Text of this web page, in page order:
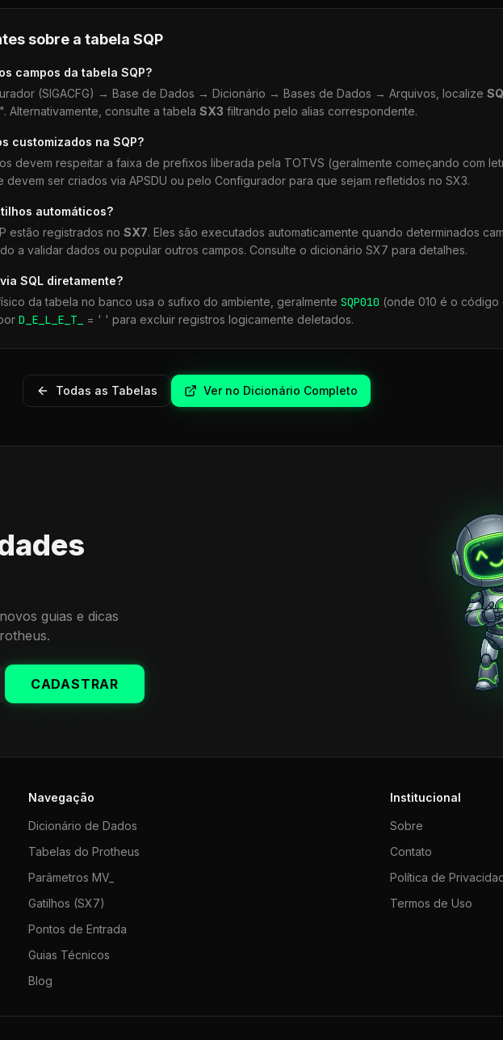
sobre a tabela SQP
campos da tabela SQP?
(SIGACFG) → Base de Dados → Dicionário → Bases de Dados → Arquivos, localize
Alternativamente, consulte a tabela SX3 filtrando pelo alias correspondente.
customizados na SQP?
devem respeitar a faixa de prefixos liberada pela TOTVS (geralmente começando com
ser criados via APSDU ou pelo Configurador para que sejam refletidos no SX3.
automáticos?
estão registrados no SX7. Eles são executados automaticamente quando determinados
a validar dados ou popular outros campos. Consulte o dicionário SX7 para detalhes.
via SQL diretamente?
da tabela no banco usa o sufixo do ambiente, geralmente SQP010 (onde 010 é o código
D_E_L_E_T_ = ' ' para excluir registros logicamente deletados.
Todas as Tabelas Ver no Dicionário Completo
guias e dicas
CADASTRAR
Navegação
Dicionário de Dados
Tabelas do Protheus
Parâmetros MV_
Gatilhos (SX7)
Pontos de Entrada
Guias Técnicos
Blog
Institucional
Sobre
Contato
Política de
Termos de Uso